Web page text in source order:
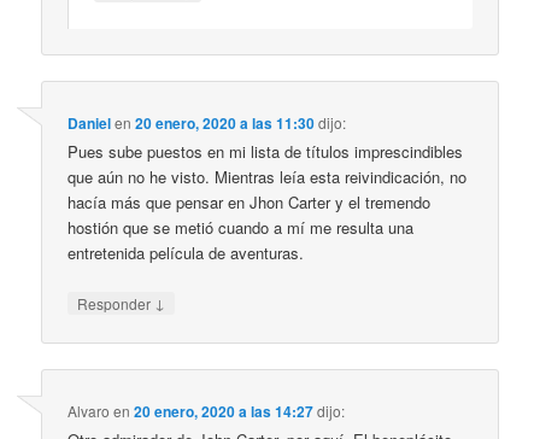
Danielen20 enero, 2020 a las 11:30dijo:
Pues sube puestos en mi lista de títulos imprescindibles
que aún no he visto. Mientras leía esta reivindicación, no
hacía más que pensar en Jhon Carter y el tremendo
hostión que se metió cuando a mí me resulta una
entretenida película de aventuras.
Responder ↓
Alvaro en20 enero, 2020 a las 14:27dijo: